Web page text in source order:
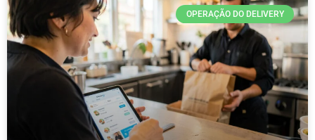
OPERAÇÃO DO DELIVERY